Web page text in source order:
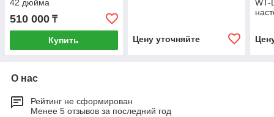
42 дюйма
510 000 ₸
Купить Цену уточняйте
О нас
Рейтинг не сформирован
Менее 5 отзывов за последний год